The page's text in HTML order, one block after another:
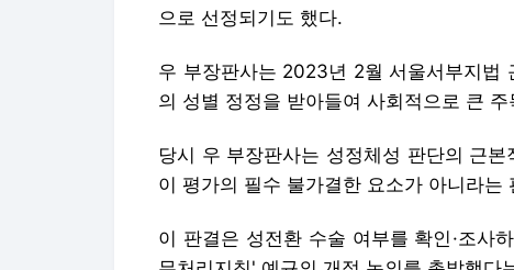
으로 선정되기도 했다.
우 부장판사는 2023년 2월 서울서부지법
의 성별 정정을 받아들여 사회적으로 큰
당시 우 부장판사는 성정체성 판단의 근
이 평가의 필수 불가결한 요소가 아니라는
이 판결은 성전환 수술 여부를 확인·조사